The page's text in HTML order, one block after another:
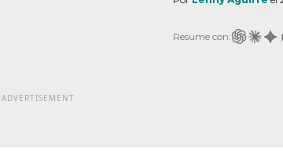
sistema
Landsat 7 de
Resume con: